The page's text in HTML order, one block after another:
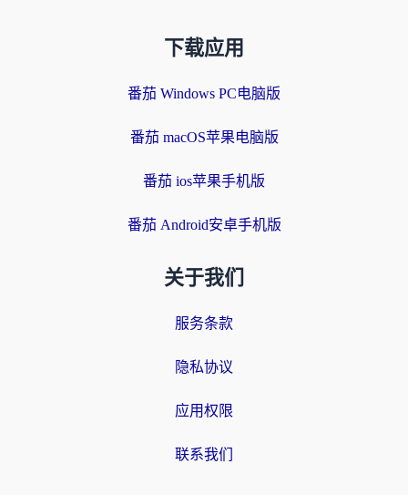
下载应用
番茄 Windows PC电脑版
番茄 macOS苹果电脑版
番茄 ios苹果手机版
番茄 Android安卓手机版
关于我们
服务条款
隐私协议
应用权限
联系我们